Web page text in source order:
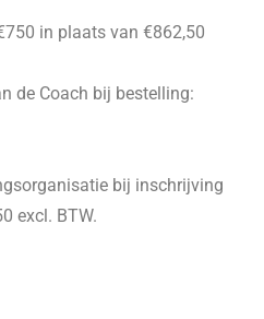
in plaats van €862,50
de Coach bij bestelling:
bij inschrijving
excl. BTW.